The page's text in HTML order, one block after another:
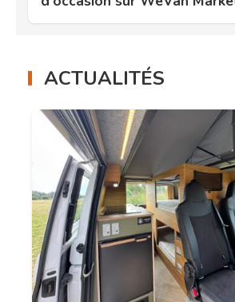
ACTUALITÉS